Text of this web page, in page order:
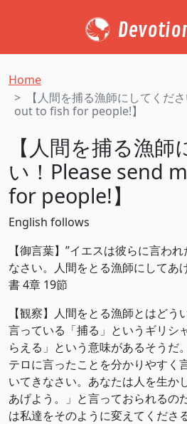
Home
【人間を捕る漁師にしてくだ
out to fish for people!】
【人間を捕る漁
い！Please send
for people!】
English follows
【御言葉】”イエスは彼らに言わ
なさい。人間をとる漁師にしてあ
書 4章 19節
【観察】人間をとる漁師とはど
言っている「捕る」というギリシ
らえる」という意味があるそうだ
テロに言ったことを分かりやすく
いてきなさい。あなたは人を生か
あげよう。」と言っておられるの
は私達をそのように変えてくださ